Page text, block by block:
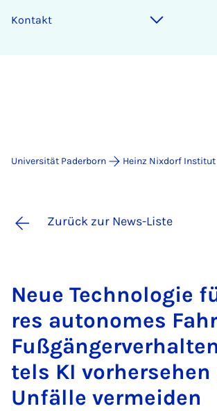
Kontakt
Universität Paderborn Heinz Nixdorf Institut
Zurück zur News-Liste
Neue Tech­no­lo­gie
res au­to­no­mes
tels KI vor­her­se­hen
Un­fäl­le ver­mei­den